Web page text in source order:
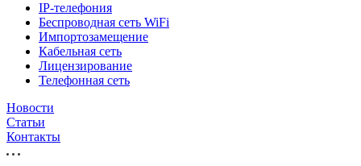
IP-телефония
Беспроводная сеть WiFi
Импортозамещение
Кабельная сеть
Лицензирование
Телефонная сеть
Новости
Статьи
Контакты